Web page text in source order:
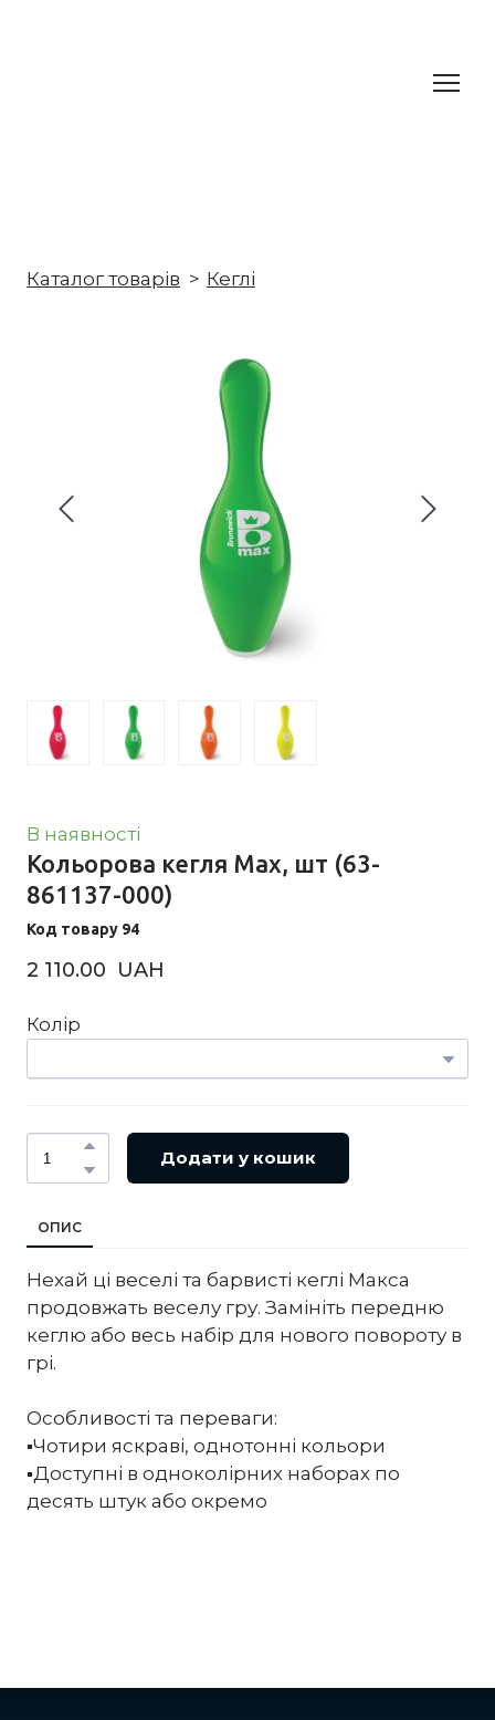
Каталог товарів Кеглі
В наявності
Кольорова кегля Max, шт (63-
861137-000)
Код товару 94
2 110.00  UAH
Колір
Додати у кошик
ОПИС
Нехай ці веселі та барвисті кеглі Макса
продовжать веселу гру. Замініть передню
кеглю або весь набір для нового повороту в
грі.
Особливості та переваги:
▪️Чотири яскраві, однотонні кольори
▪️Доступні в одноколірних наборах по
десять штук або окремо